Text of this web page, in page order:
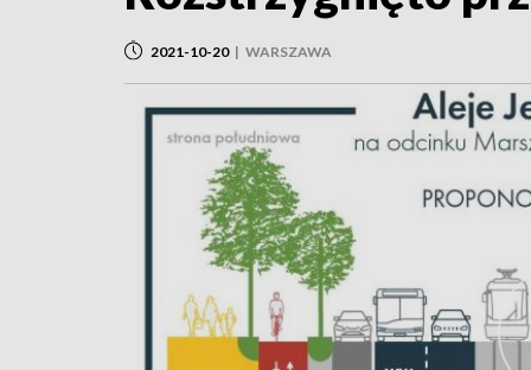
2021-10-20 | WARSZAWA